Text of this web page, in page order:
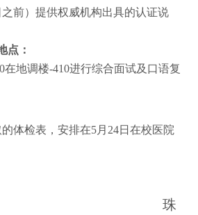
前）提供权威机构出具的认证说
点：
在地调楼-410进行综合面试及口语复
体检表，安排在5月 24日在校医院
珠